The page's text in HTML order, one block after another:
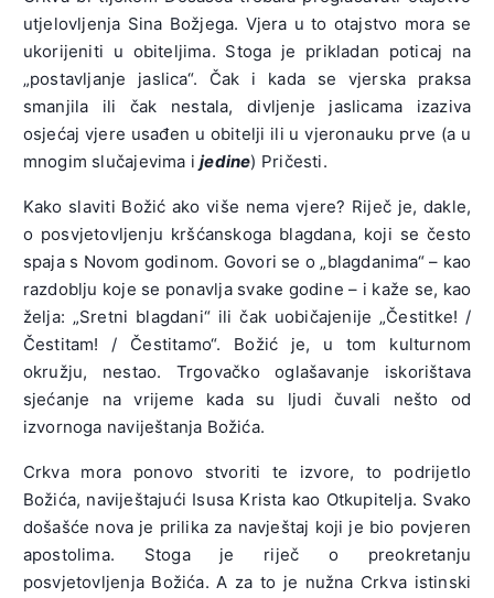
utjelovljenja Sina Božjega. Vjera u to otajstvo mora se
ukorijeniti u obiteljima. Stoga je prikladan poticaj na
„postavljanje jaslica“. Čak i kada se vjerska praksa
smanjila ili čak nestala, divljenje jaslicama izaziva
osjećaj vjere usađen u obitelji ili u vjeronauku prve (a u
mnogim slučajevima ijedine) Pričesti.
Kako slaviti Božić ako više nema vjere? Riječ je, dakle,
o posvjetovljenju kršćanskoga blagdana, koji se često
spaja s Novom godinom. Govori se o „blagdanima“ – kao
razdoblju koje se ponavlja svake godine – i kaže se, kao
želja: „Sretni blagdani“ ili čak uobičajenije „Čestitke! /
Čestitam! / Čestitamo“. Božić je, u tom kulturnom
okružju, nestao. Trgovačko oglašavanje iskorištava
sjećanje na vrijeme kada su ljudi čuvali nešto od
izvornoga naviještanja Božića.
Crkva mora ponovo stvoriti te izvore, to podrijetlo
Božića, naviještajući Isusa Krista kao Otkupitelja. Svako
došašće nova je prilika za navještaj koji je bio povjeren
apostolima. Stoga je riječ o preokretanju
posvjetovljenja Božića. A za to je nužna Crkva istinski